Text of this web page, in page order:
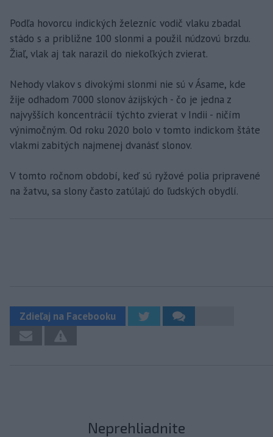
Podľa hovorcu indických železníc vodič vlaku zbadal
stádo s a približne 100 slonmi a použil núdzovú brzdu.
Žiaľ, vlak aj tak narazil do niekoľkých zvierat.
Nehody vlakov s divokými slonmi nie sú v Ásame, kde
žije odhadom 7000 slonov ázijských - čo je jedna z
najvyšších koncentrácií týchto zvierat v Indii - ničím
výnimočným. Od roku 2020 bolo v tomto indickom štáte
vlakmi zabitých najmenej dvanásť slonov.
V tomto ročnom období, keď sú ryžové polia pripravené
na žatvu, sa slony často zatúlajú do ľudských obydlí.
Zdieľaj na Facebooku
Neprehliadnite